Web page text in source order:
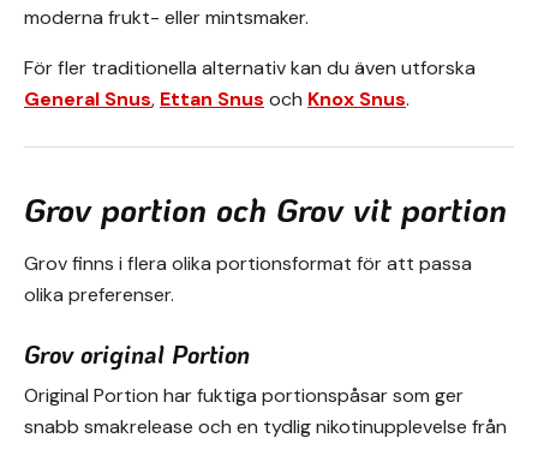
moderna frukt- eller mintsmaker.
För fler traditionella alternativ kan du även utforska
General Snus, Ettan Snus och Knox Snus.
Grov portion och Grov vit portion
Grov finns i flera olika portionsformat för att passa
olika preferenser.
Grov original Portion
Original Portion har fuktiga portionspåsar som ger
snabb smakrelease och en tydlig nikotinupplevelse från